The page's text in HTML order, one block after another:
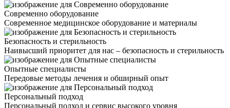
Современно оборудование
Современное медицинское оборудование и материалы
Безопасность и стерильность
Наивысший приоритет для нас – безопасность и стерильность
Опытные специалисты
Передовые методы лечения и обширный опыт
Персональный подход
Персональный подход и сервис высокого уровня